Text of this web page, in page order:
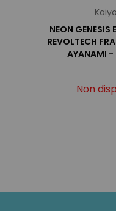
NEON GENESIS
REVOLTECH
AYANAMI -
Non